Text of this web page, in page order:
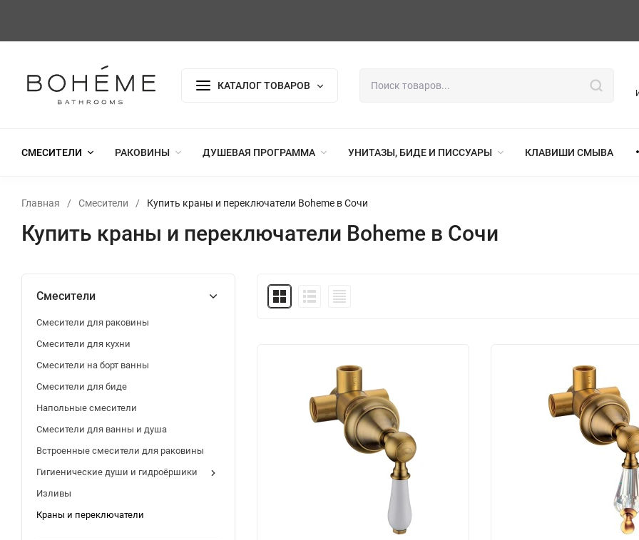
КАТАЛОГ ТОВАРОВ
СМЕСИТЕЛИ РАКОВИНЫ ДУШЕВАЯ ПРОГРАММА УНИТАЗЫ, БИДЕ И ПИССУАРЫ КЛАВИШИ СМЫВА
Главная / Смесители / Купить краны и переключатели Boheme в Сочи
Купить краны и переключатели Boheme в Сочи
Смесители
Смесители для раковины
Смесители для кухни
Смесители на борт ванны
Смесители для биде
Напольные смесители
Смесители для ванны и душа
Встроенные смесители для раковины
Гигиенические души и гидроёршики
Изливы
Краны и переключатели